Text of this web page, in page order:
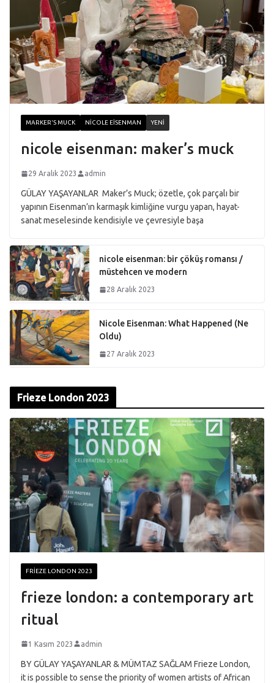
MARKER'S MUCK NICOLE EISENMAN YENI
nicole eisenman: maker’s muck
29 Aralık 2023 admin
GÜLAY YAŞAYANLAR Maker’s Muck; özetle, çok parçalı bir
yapının Eisenman’ın karmaşık kimliğine vurgu yapan, hayat-
sanat meselesinde kendisiyle ve çevresiyle başa
nicole eisenman: bir çöküş romansı /
müstehcen ve modern
28 Aralık 2023
Nicole Eisenman: What Happened (Ne
Oldu)
27 Aralık 2023
Frieze London 2023
FRIEZE LONDON 2023
frieze london: a contemporary art
ritual
1 Kasım 2023 admin
BY GÜLAY YAŞAYANLAR & MÜMTAZ SAĞLAM Frieze London,
it is possible to sense the priority of women artists of African